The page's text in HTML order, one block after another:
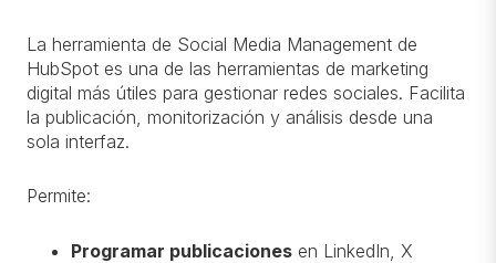
La herramienta de Social Media Management de
HubSpot es una de las herramientas de marketing
digital más útiles para gestionar redes sociales. Facilita
la publicación, monitorización y análisis desde una
sola interfaz.
Permite:
Programar publicacionesen LinkedIn, X